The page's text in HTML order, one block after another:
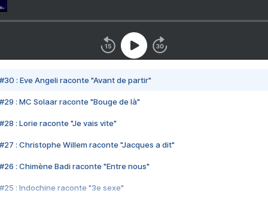
#30 : Eve Angeli raconte "Avant de partir"
#29 : MC Solaar raconte "Bouge de là"
#28 : Lorie raconte "Je vais vite"
#27 : Christophe Willem raconte "Jacques a dit"
#26 : Chimène Badi raconte "Entre nous"
#25 : Indochine raconte "3e sexe"